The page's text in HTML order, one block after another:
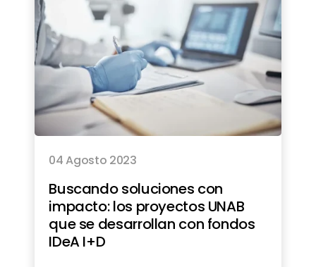
04 Agosto 2023
Buscando soluciones con
impacto: los proyectos UNAB
que se desarrollan con fondos
IDeA I+D